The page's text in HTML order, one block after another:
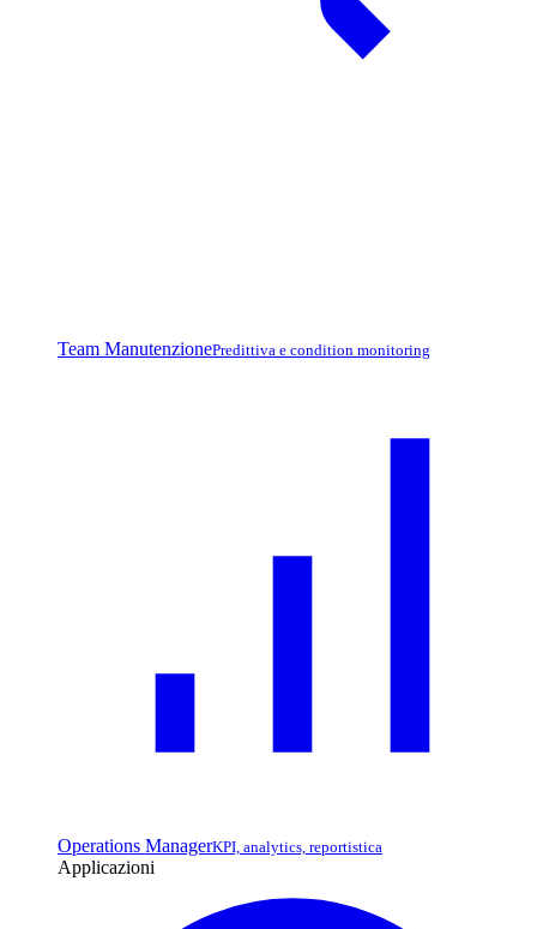
Team ManutenzionePredittiva e condition monitoring
Operations ManagerKPI, analytics, reportistica
Applicazioni